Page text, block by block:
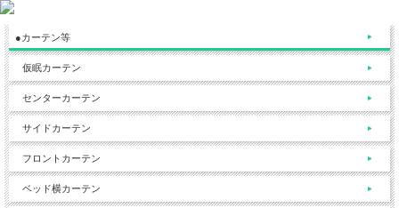
●カーテン等
仮眠カーテン
センターカーテン
サイドカーテン
フロントカーテン
ベッド横カーテン